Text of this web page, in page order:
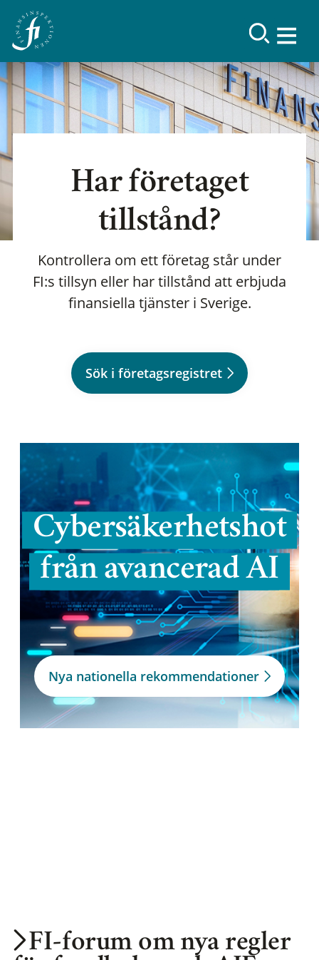
Har företaget
tillstånd?
Kontrollera om ett företag står under
FI:s tillsyn eller har tillstånd att erbjuda
finansiella tjänster i Sverige.
Sök i företagsregistret
Cybersäkerhetshot
från avancerad AI
Nya nationella rekommendationer
FI-forum om nya regler